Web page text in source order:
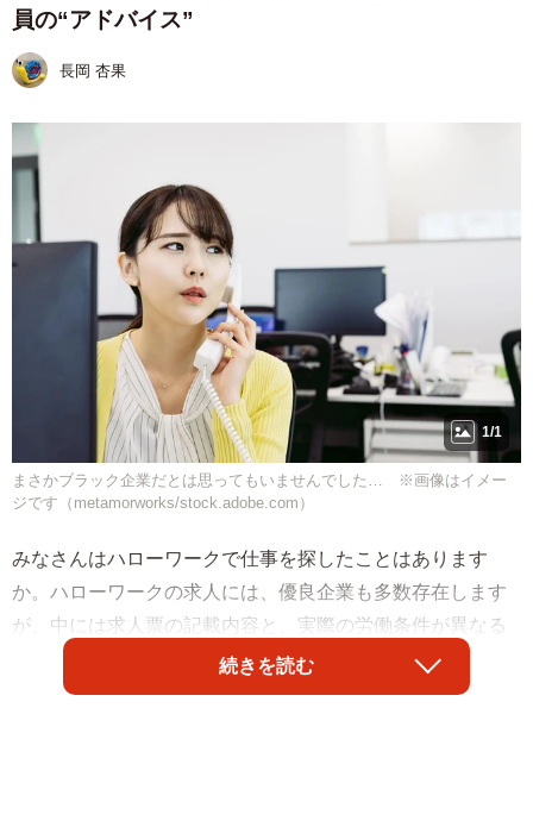
員の“アドバイス”
長岡 杏果
1/1
まさかブラック企業だとは思ってもいませんでした… ※画像はイメー
ジです（metamorworks/stock.adobe.com）
みなさんはハローワークで仕事を探したことはあります
か。ハローワークの求人には、優良企業も多数存在します
が、中には求人票の記載内容と、実際の労働条件が異なる
求人が混ざっていたり、職場でハラスメント行為がみられ
たりする、いわゆる「ブラック企業」といわれるような会
続きを読む